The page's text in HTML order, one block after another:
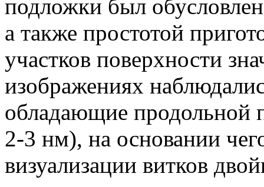
подложки был
а также простотой
участков поверхности
изображениях
обладающие продольной
2-3 нм), на основании
визуализации витков